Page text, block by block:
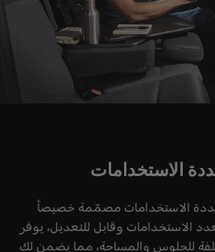
الاستخدامات
الاستخدامات مصمّمة خصيصاً
الاستخدامات وقابل للتعديل، يوفر
للجلوس والمساحة، مما يضمن لك